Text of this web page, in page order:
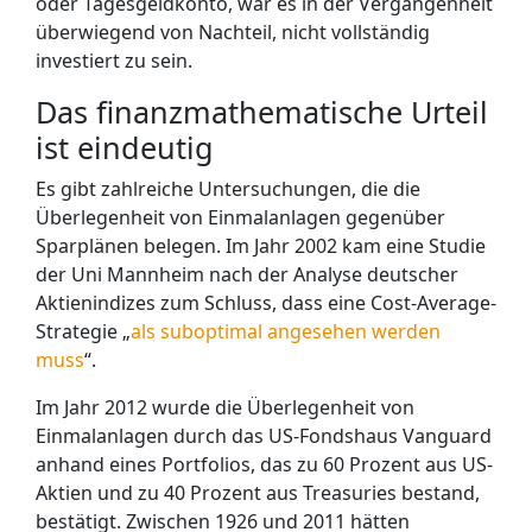
überwiegend von Nachteil, nicht vollständig
investiert zu sein.
Das finanzmathematische Urteil
ist eindeutig
Es gibt zahlreiche Untersuchungen, die die
Überlegenheit von Einmalanlagen gegenüber
Sparplänen belegen. Im Jahr 2002 kam eine Studie
der Uni Mannheim nach der Analyse deutscher
Aktienindizes zum Schluss, dass eine Cost-Average-
Strategie „als suboptimal angesehen werden
muss“.
Im Jahr 2012 wurde die Überlegenheit von
Einmalanlagen durch das US-Fondshaus Vanguard
anhand eines Portfolios, das zu 60 Prozent aus US-
Aktien und zu 40 Prozent aus Treasuries bestand,
bestätigt. Zwischen 1926 und 2011 hätten